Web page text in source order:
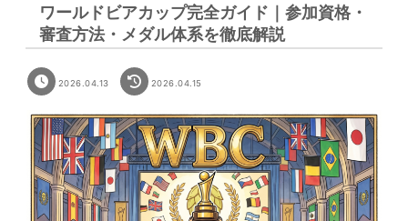
ワールドビアカップ完全ガイド｜参加資格・
審査方法・メダル体系を徹底解説
2026.04.13 2026.04.15